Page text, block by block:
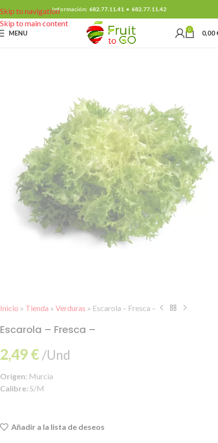
Skip to navigation
Skip to main content
Información: 682.77.11.41• 682.77.11.42
MENU 0 0,00
Inicio » Tienda » Verduras » Escarola – Fresca –
Escarola – Fresca –
2,49€ /Und
Origen: Murcia
Calibre: S/M
Añadir a la lista de deseos